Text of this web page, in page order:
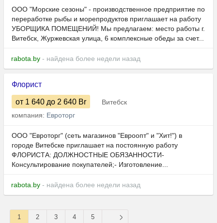
ООО "Морские сезоны" - производственное предприятие по
переработке рыбы и морепродуктов приглашает на работу
УБОРЩИКА ПОМЕЩЕНИЙ! Мы предлагаем: место работы г.
Витебск, Журжевская улица, 6 комплексные обеды за счет...
rabota.by - найдена более недели назад
Флорист
от 1 640 до 2 640 Br
Витебск
компания: Евроторг
ООО "Евроторг" (сеть магазинов "Евроопт" и "Хит!") в
городе Витебске приглашает на постоянную работу
ФЛОРИСТА: ДОЛЖНОСТНЫЕ ОБЯЗАННОСТИ-
Консультирование покупателей;- Изготовление...
rabota.by - найдена более недели назад
1 2 3 4 5